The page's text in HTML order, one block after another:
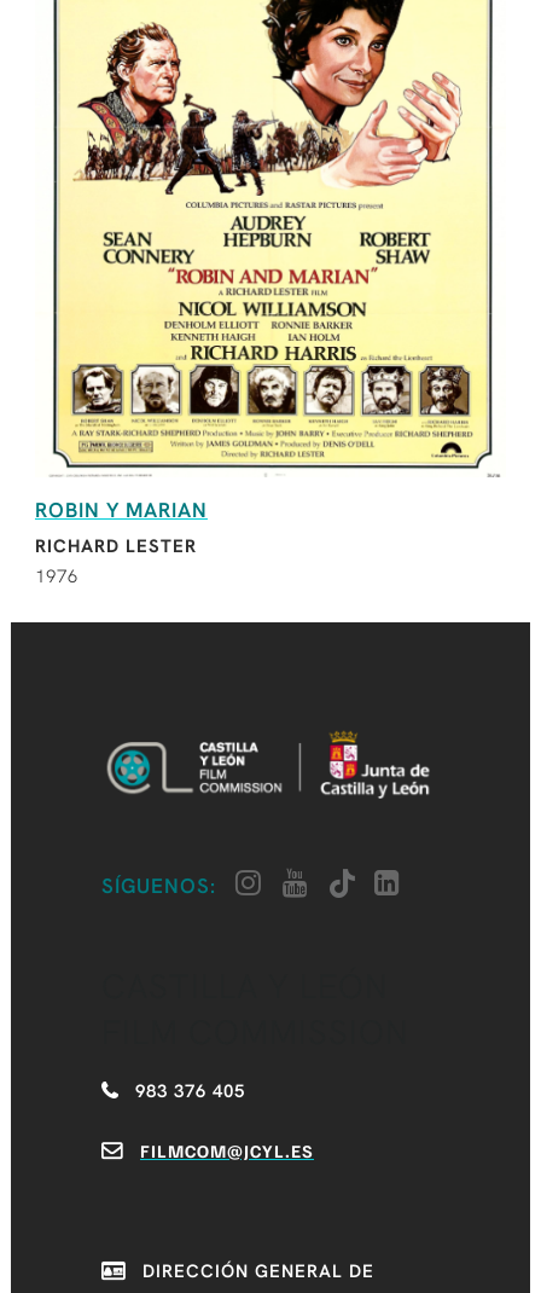
ROBIN Y MARIAN
RICHARD LESTER
1976
SÍGUENOS:
983 376 405
FILMCOM@JCYL.ES
DIRECCIÓN GENERAL DE